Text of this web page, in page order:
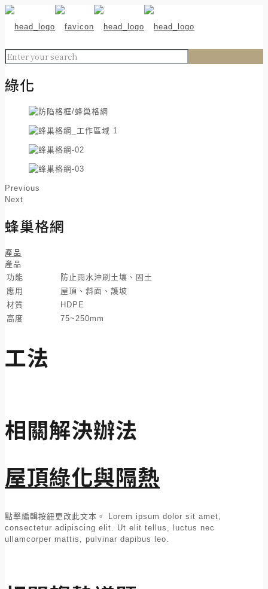
綠化
Previous
Next
蜂巢格網
產品
產品
功能
防止雨水沖刷土壤、固土
應用
屋頂、斜面、護坡
材質
HDPE
高度
75~250mm
工法
相關解決辦法
屋頂綠化與隔熱
點擊編輯按鈕更改此文本。 Lorem ipsum dolor sit amet,
consectetur adipiscing elit. Ut elit tellus, luctus nec
ullamcorper mattis, pulvinar dapibus leo.